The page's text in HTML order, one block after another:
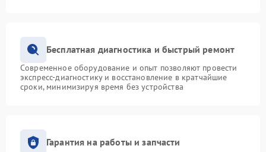
Бесплатная диагностика и быстрый ремонт
Современное оборудование и опыт позволяют провести
экспресс-диагностику и восстановление в кратчайшие
сроки, минимизируя время без устройства
Гарантия на работы и запчасти